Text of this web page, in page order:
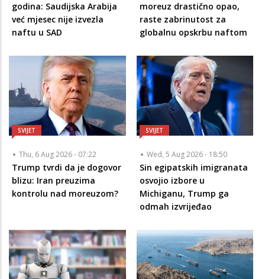
godina: Saudijska Arabija
već mjesec nije izvezla
naftu u SAD
moreuz drastično opao,
raste zabrinutost za
globalnu opskrbu naftom
SVIJET
Thu, 6 Aug 2026 - 07:22
Trump tvrdi da je dogovor
blizu: Iran preuzima
kontrolu nad moreuzom?
SVIJET
Wed, 5 Aug 2026 - 18:50
Sin egipatskih imigranata
osvojio izbore u
Michiganu, Trump ga
odmah izvrijeđao